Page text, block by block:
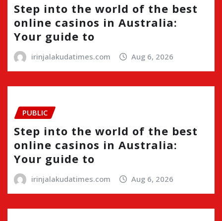
Step into the world of the best
online casinos in Australia:
Your guide to
irinjalakudatimes.com Aug 6, 2026
PUBLIC
Step into the world of the best
online casinos in Australia:
Your guide to
irinjalakudatimes.com Aug 6, 2026